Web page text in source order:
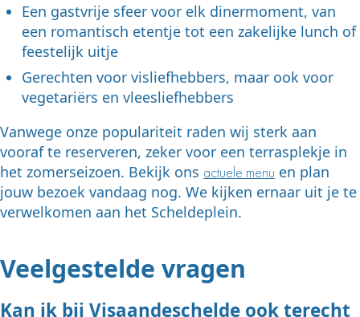
Een gastvrije sfeer voor elk dinermoment, van
een romantisch etentje tot een zakelijke lunch of
feestelijk uitje
Gerechten voor visliefhebbers, maar ook voor
vegetariërs en vleesliefhebbers
Vanwege onze populariteit raden wij sterk aan
vooraf te reserveren, zeker voor een terrasplekje in
het zomerseizoen. Bekijk ons actuele menu en plan
jouw bezoek vandaag nog. We kijken ernaar uit je te
verwelkomen aan het Scheldeplein.
Veelgestelde vragen
Kan ik bij Visaandeschelde ook terecht